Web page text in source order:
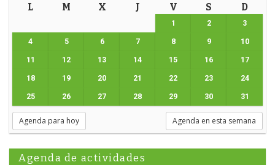
L M X J V S D
1 2 3
4 5 6 7 8 9 10
11 12 13 14 15 16 17
18 19 20 21 22 23 24
25 26 27 28 29 30 31
Agenda para hoy Agenda en esta semana
Agenda de actividades